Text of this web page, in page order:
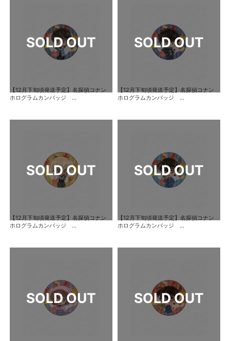
【12月下旬頃発送予定】名探偵コナン
ホログラムカンバッジ ...
【12月下旬頃発送予定】名探偵コナン
ホログラムカンバッジ ...
【12月下旬頃発送予定】名探偵コナン
ホログラムカンバッジ ...
【12月下旬頃発送予定】名探偵コナン
ホログラムカンバッジ ...